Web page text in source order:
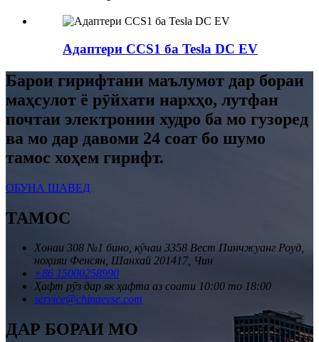
Адаптери CCS1 ба Tesla DC EV
Барои гирифтани маълумот дар бораи
маҳсулот ё рӯйхати нархҳо, лутфан
почтаи электронии худро ба мо гузоред
ва мо дар давоми 24 соат бо шумо
тамос хоҳем гирифт.
ОБУНА ШАВЕД
ТАМОС
Хонаи 308 №1 бино, кӯчаи 3358 Вест Пинчжуанг Роуд,
ноҳияи Фенсян, Шанхай 201417, Чин
+86 15000258990
Ҳафт рӯз дар як ҳафта аз соати 10:00 то 18:00
service@chinaevse.com
ДАР БОРАИ МО